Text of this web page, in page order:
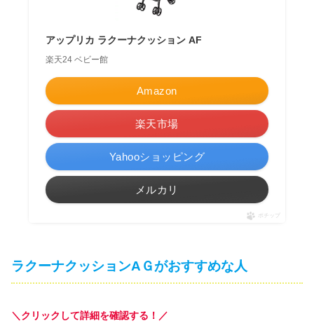
アップリカ ラクーナクッション AF
楽天24 ベビー館
Amazon
楽天市場
Yahooショッピング
メルカリ
ポチップ
ラクーナクッションAＧがおすすめな人
＼クリックして詳細を確認する！／